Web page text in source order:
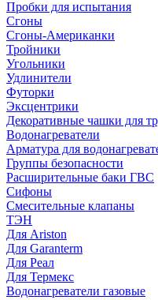
Пробки для испытания
Сгоны
Сгоны-Американки
Тройники
Угольники
Удлинители
Футорки
Эксцентрики
Декоративные чашки для
Водонагреватели
Арматура для
Группы безопасности
Расширительные баки ГВС
Сифоны
Смесительные клапаны
ТЭН
Для Ariston
Для Garanterm
Для Реал
Для Термекс
Водонагреватели газовые